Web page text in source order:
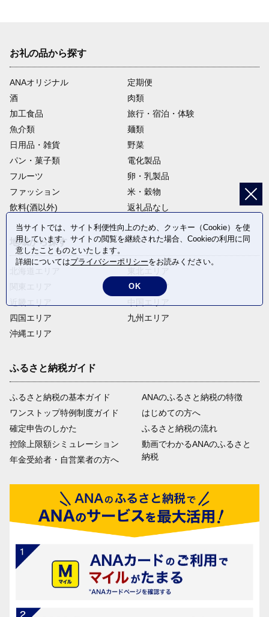
お礼の品から探す
ANAオリジナル
定期便
酒
肉類
加工食品
旅行・宿泊・体験
魚介類
麺類
日用品・雑貨
野菜
パン・菓子類
電化製品
フルーツ
卵・乳製品
ファッション
米・穀物
飲料(酒以外)
返礼品なし
地域から探す
四国エリア
沖縄エリア
中部エリア
九州エリア
ふるさと納税ガイド
ふるさと納税の基本ガイド
ワンストップ特例制度ガイド
確定申告のしかた
控除上限額シミュレーション
年金受給者・自営業者の方へ
ANAのふるさと納税の特徴
はじめての方へ
ふるさと納税の流れ
動画でわかるANAのふるさと
納税
当サイトでは、サイト利便性向上のため、クッキー（Cookie）を使
用しています。サイトの閲覧を継続された場合、Cookieの利用に同
意したことものといたします。
詳細についてはプライバシーポリシーをお読みください。
OK